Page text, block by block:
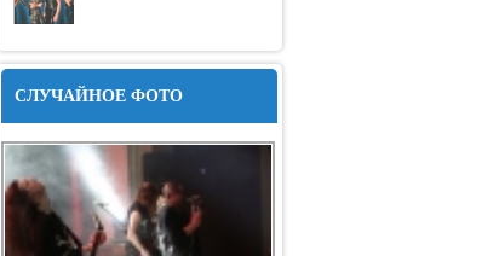
СЛУЧАЙНОЕ ФОТО